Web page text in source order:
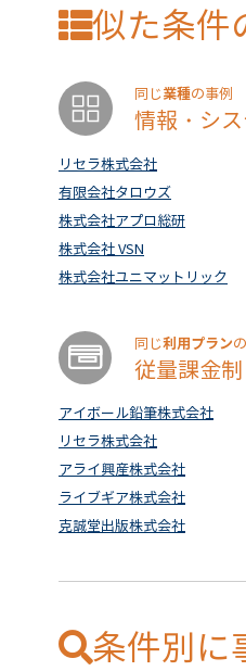
似た条件
同じ業種の事例
情報・シ
リセラ株式会社
有限会社タロウズ
株式会社アプロ総研
株式会社 VSN
株式会社ユニマットリック
同じ利用プラン
従量課金制
アイボール鉛筆株式会社
リセラ株式会社
アライ興産株式会社
ライブギア株式会社
克誠堂出版株式会社
条件別に